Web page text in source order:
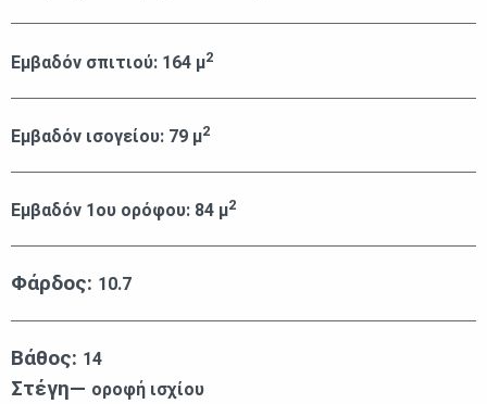
Εμβαδόν σπιτιού: 164 μ2
Εμβαδόν ισογείου: 79 μ2
Εμβαδόν 1ου ορόφου: 84 μ2
Φάρδος: 10.7
Βάθος: 14
Στέγη— οροφή ισχίου